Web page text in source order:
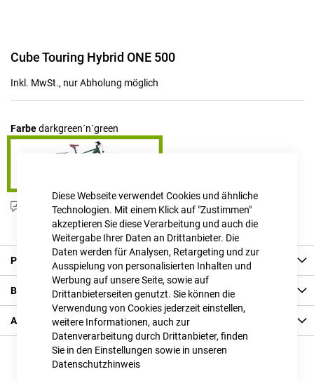
Diese Webseite verwendet Cookies und ähnliche
Technologien. Mit einem Klick auf "Zustimmen"
akzeptieren Sie diese Verarbeitung und auch die
Weitergabe Ihrer Daten an Drittanbieter. Die
Daten werden für Analysen, Retargeting und zur
Ausspielung von personalisierten Inhalten und
Werbung auf unsere Seite, sowie auf
Drittanbieterseiten genutzt. Sie können die
Verwendung von Cookies jederzeit einstellen,
weitere Informationen, auch zur
Datenverarbeitung durch Drittanbieter, finden
Sie in den Einstellungen sowie in unseren
Datenschutzhinweis
Zum
der
Cube Touring Hybrid ONE 500
Inkl. MwSt., nur Abholung möglich
Farbedarkgreen´n´green
Produktanfrage stellen
Produkt Details
Bewertungen
Angaben zur Produktsicherheit